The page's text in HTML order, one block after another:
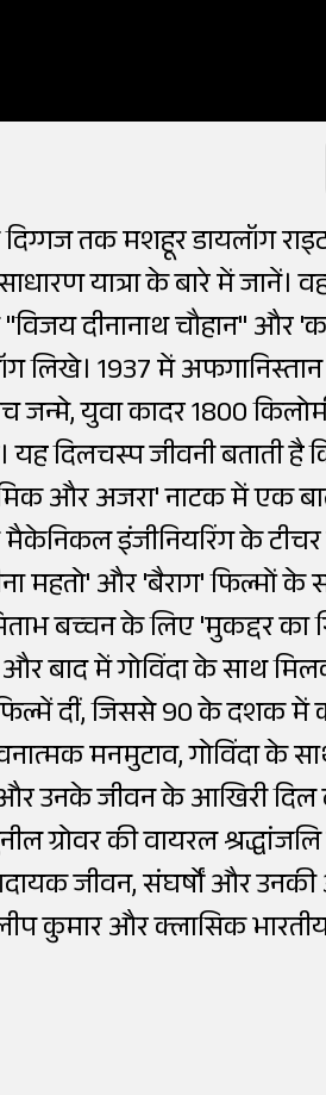
तक मशहूर डायलॉग
यात्रा के बारे में जानें।
दीनानाथ चौहान" और
लिखे। 1937 में
जन्मे, युवा कादर 1800
दिलचस्प जीवनी बताती है
और अजरा' नाटक में एक
इंजीनियरिंग के
महतो' और 'बैराग' फिल्मों के
बच्चन के लिए 'मुकद्दर का
बाद में गोविंदा के साथ
फिल्में दीं, जिससे 90 के दशक में
मनमुटाव, गोविंदा के
उनके जीवन के आखिरी दिल
ग्रोवर की वायरल
जीवन, संघर्षों और
कुमार और क्लासिक